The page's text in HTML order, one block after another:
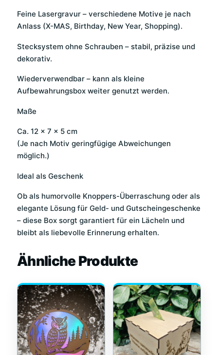
Feine Lasergravur – verschiedene Motive je nach
Anlass (X-MAS, Birthday, New Year, Shopping).
Stecksystem ohne Schrauben – stabil, präzise und
dekorativ.
Wiederverwendbar – kann als kleine
Aufbewahrungsbox weiter genutzt werden.
Maße
Ca. 12 × 7 × 5 cm
(Je nach Motiv geringfügige Abweichungen
möglich.)
Ideal als Geschenk
Ob als humorvolle Knoppers-Überraschung oder als
elegante Lösung für Geld- und Gutscheingeschenke
– diese Box sorgt garantiert für ein Lächeln und
bleibt als liebevolle Erinnerung erhalten.
Ähnliche Produkte